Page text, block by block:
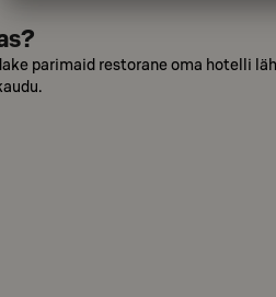
parimaid restorane oma hotelli